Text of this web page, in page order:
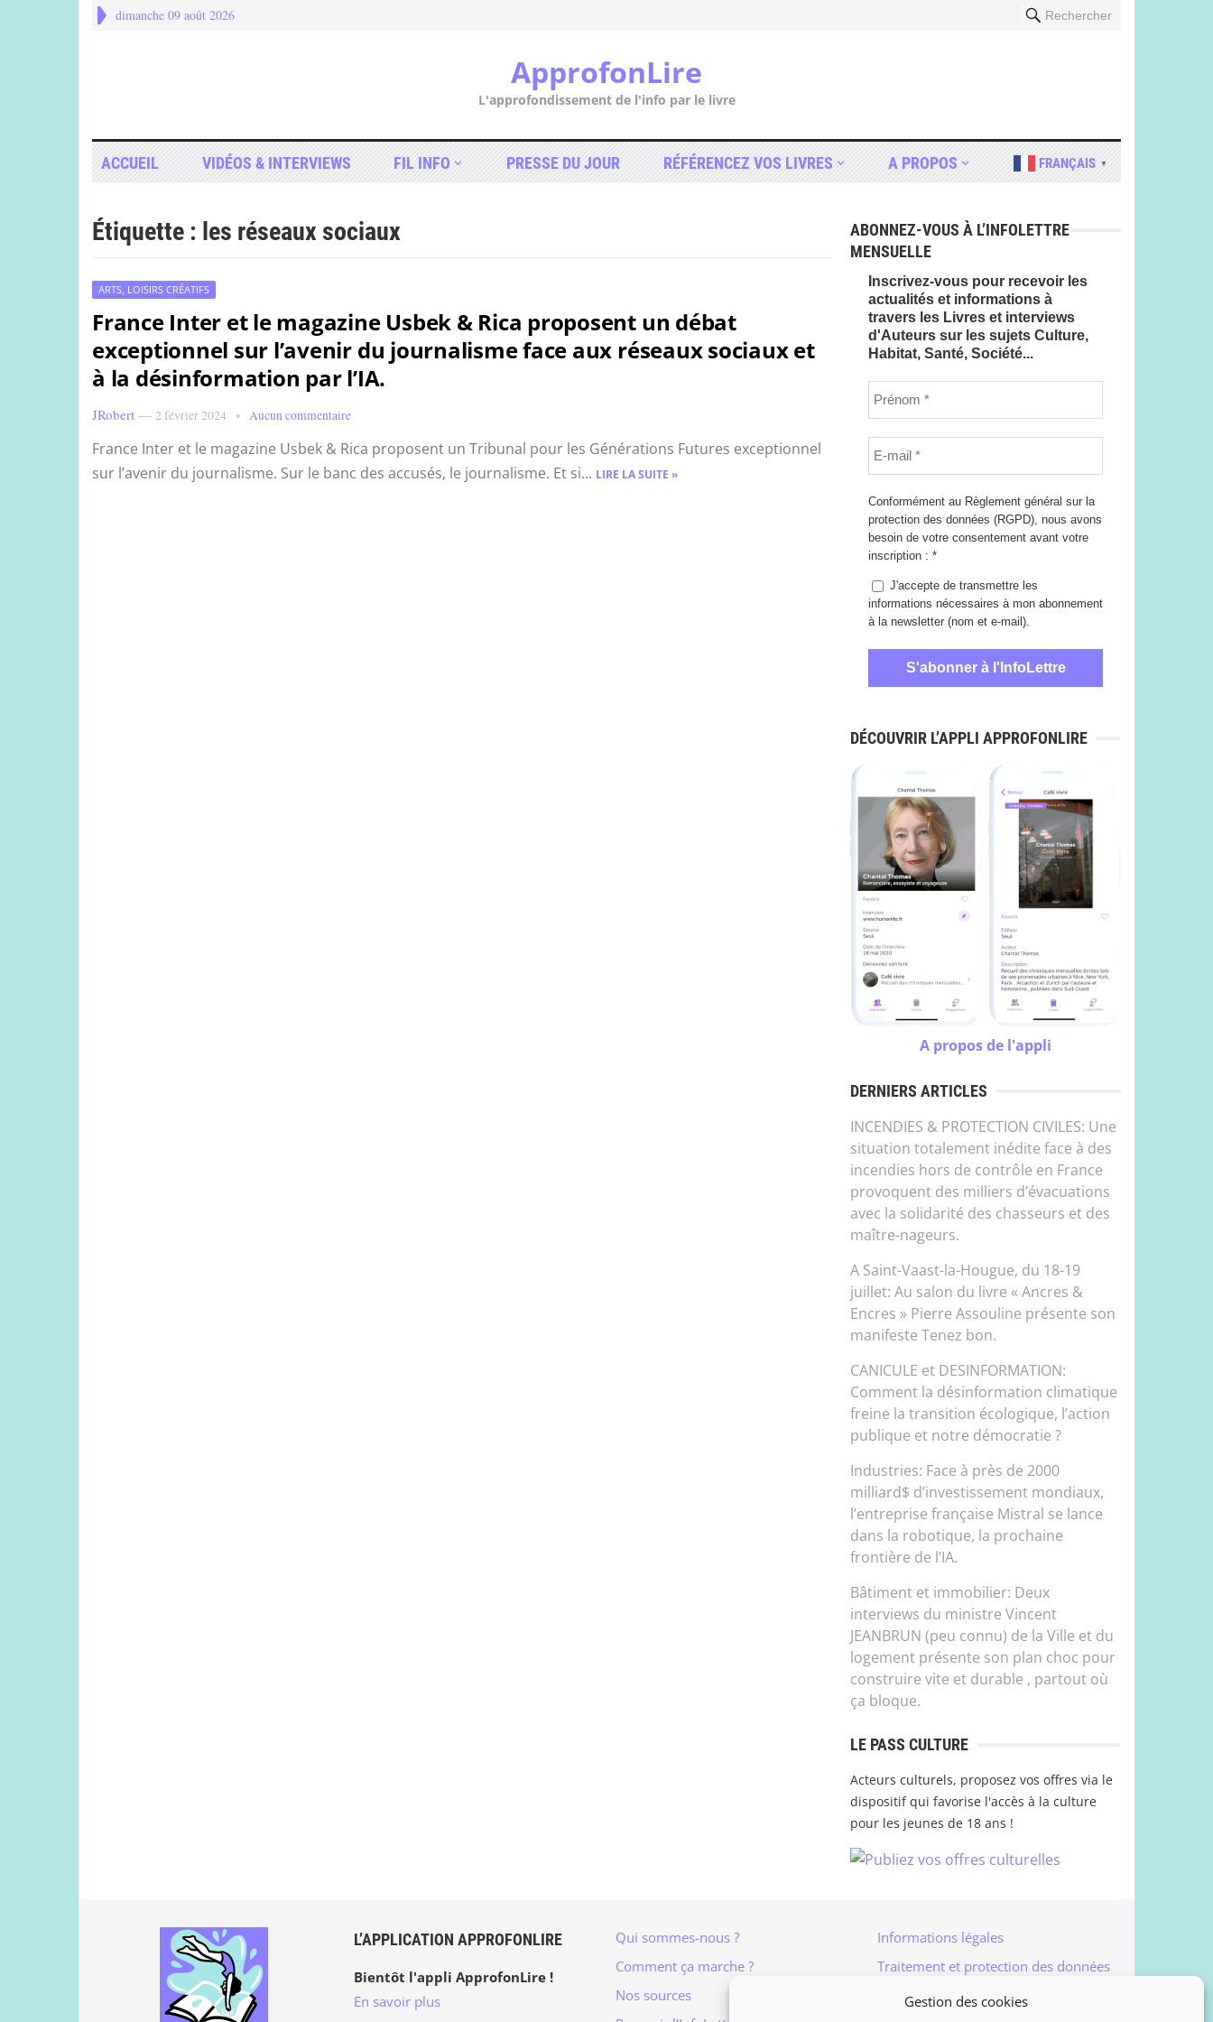
Gestion des cookies
dimanche 09 août 2026 Rechercher
ApprofonLire
L'approfondissement de l'info par le livre
ACCUEIL VIDÉOS & INTERVIEWS FIL INFO PRESSE DU JOUR RÉFÉRENCEZ VOS LIVRES A PROPOS FRANÇAIS ▼
Étiquette : les réseaux sociaux
ARTS, LOISIRS CRÉATIFS
France Inter et le magazine Usbek & Rica proposent un débat
exceptionnel sur l’avenir du journalisme face aux réseaux sociaux et
à la désinformation par l’IA.
JRobert — 2 février 2024 Aucun commentaire
France Inter et le magazine Usbek & Rica proposent un Tribunal pour les Générations Futures exceptionnel
sur l’avenir du journalisme. Sur le banc des accusés, le journalisme. Et si... LIRE LA SUITE »
ABONNEZ-VOUS À L’INFOLETTRE
MENSUELLE
Inscrivez-vous pour recevoir les
actualités et informations à
travers les Livres et interviews
d'Auteurs sur les sujets Culture,
Habitat, Santé, Société...
Conformément au Règlement général sur la
protection des données (RGPD), nous avons
besoin de votre consentement avant votre
inscription : *
J'accepte de transmettre les
informations nécessaires à mon abonnement
à la newsletter (nom et e-mail).
DÉCOUVRIR L’APPLI APPROFONLIRE
A propos de l'appli
DERNIERS ARTICLES
INCENDIES & PROTECTION CIVILES: Une
situation totalement inédite face à des
incendies hors de contrôle en France
provoquent des milliers d’évacuations
avec la solidarité des chasseurs et des
maître-nageurs.
A Saint-Vaast-la-Hougue, du 18-19
juillet: Au salon du livre « Ancres &
Encres » Pierre Assouline présente son
manifeste Tenez bon.
CANICULE et DESINFORMATION:
Comment la désinformation climatique
freine la transition écologique, l’action
publique et notre démocratie ?
Industries: Face à près de 2000
milliard$ d’investissement mondiaux,
l’entreprise française Mistral se lance
dans la robotique, la prochaine
frontière de l’IA.
Bâtiment et immobilier: Deux
interviews du ministre Vincent
JEANBRUN (peu connu) de la Ville et du
logement présente son plan choc pour
construire vite et durable , partout où
ça bloque.
LE PASS CULTURE
Acteurs culturels, proposez vos offres via le
dispositif qui favorise l'accès à la culture
pour les jeunes de 18 ans !
L’APPLICATION APPROFONLIRE
Bientôt l'appli ApprofonLire !
En savoir plus
Qui sommes-nous ?
Comment ça marche ?
Nos sources
Informations légales
Traitement et protection des données
Accès à vos données personnelles